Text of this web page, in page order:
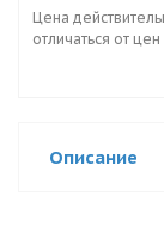
Цена
отличаться от
Описание